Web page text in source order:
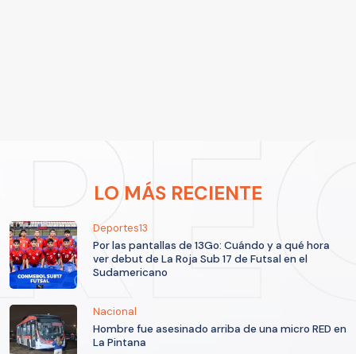
LO MÁS RECIENTE
Deportes13
Por las pantallas de 13Go: Cuándo y a qué hora
ver debut de La Roja Sub 17 de Futsal en el
Sudamericano
Nacional
Hombre fue asesinado arriba de una micro RED en
La Pintana